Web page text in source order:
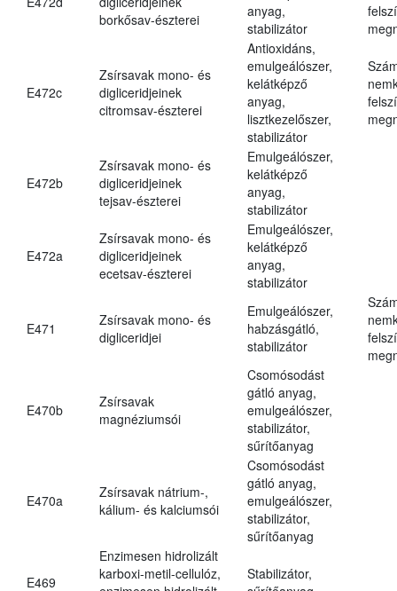
borkősav-észterei
anyag,
stabilizátor
E472c
Zsírsavak mono- és
digliceridjeinek
citromsav-észterei
Antioxidáns,
emulgeálószer,
kelátképző
anyag,
lisztkezelőszer,
stabilizátor
E472b
Zsírsavak mono- és
digliceridjeinek
tejsav-észterei
Emulgeálószer,
kelátképző
anyag,
stabilizátor
E472a
Zsírsavak mono- és
digliceridjeinek
ecetsav-észterei
Emulgeálószer,
kelátképző
anyag,
stabilizátor
E471
Zsírsavak mono- és
digliceridjei
Emulgeálószer,
habzásgátló,
stabilizátor
E470b
Zsírsavak
magnéziumsói
Csomósodást
gátló anyag,
emulgeálószer,
stabilizátor,
sűrítőanyag
E470a
Zsírsavak nátrium-,
kálium- és kalciumsói
Csomósodást
gátló anyag,
emulgeálószer,
stabilizátor,
sűrítőanyag
E469
Enzimesen hidrolizált
karboxi-metil-cellulóz,
Stabilizátor,